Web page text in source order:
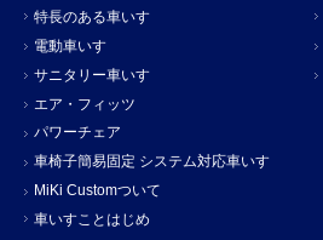
特長のある車いす
電動車いす
サニタリー車いす
エア・フィッツ
パワーチェア
車椅子簡易固定 システム対応車いす
MiKi Customついて
車いすことはじめ